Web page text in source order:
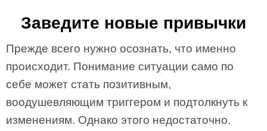
Заведите новые привычки
Прежде всего нужно осознать, что именно
происходит. Понимание ситуации само по
себе может стать позитивным,
воодушевляющим триггером и подтолкнуть к
изменениям. Однако этого недостаточно.